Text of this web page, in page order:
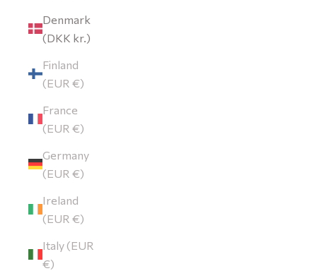
Denmark
(DKK kr.)
Finland
(EUR €)
France
(EUR €)
Germany
(EUR €)
Ireland
(EUR €)
Italy (EUR
€)